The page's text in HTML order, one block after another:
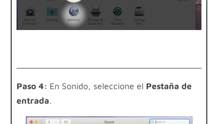
Paso 4: En Sonido, seleccione el Pestaña de
entrada.